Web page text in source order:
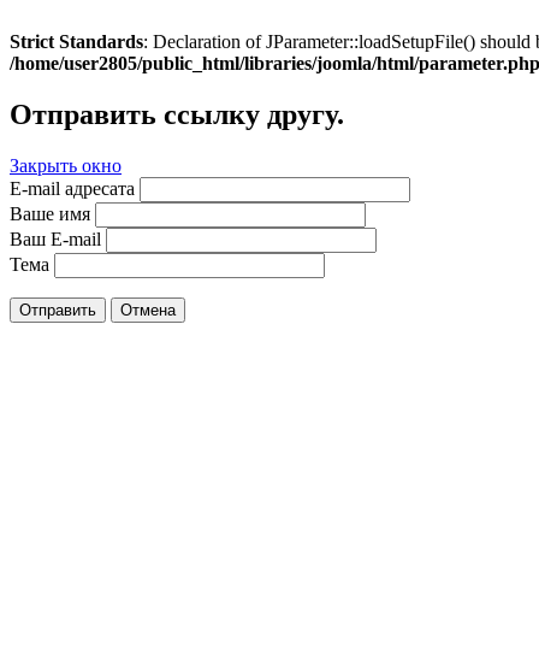
Strict Standards: Declaration of JParameter::loadSetupFile()
/home/user2805/public_html/libraries/joomla/html/parameter.php
Отправить ссылку другу.
Закрыть окно
E-mail адресата
Ваше имя
Ваш E-mail
Тема
Отправить Отмена